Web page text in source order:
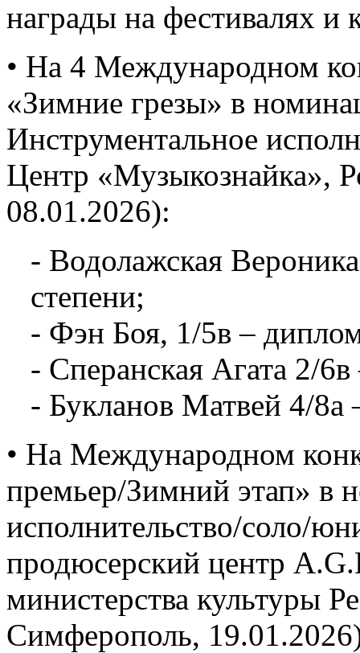
награды на фестивалях и
• На 4 Международном
«Зимние грезы» в
Инструментальное
Центр «Музыкознайка»,
08.01.2026):
- Водолажская
степени;
- Фэн Боя, 1/5в –
- Сперанская Агата 2/
- Букланов Матвей 4/8а
• На Международном
премьер/Зимний этап» в
исполнительство/соло/
продюсерский центр
министерства культуры
Симферополь,